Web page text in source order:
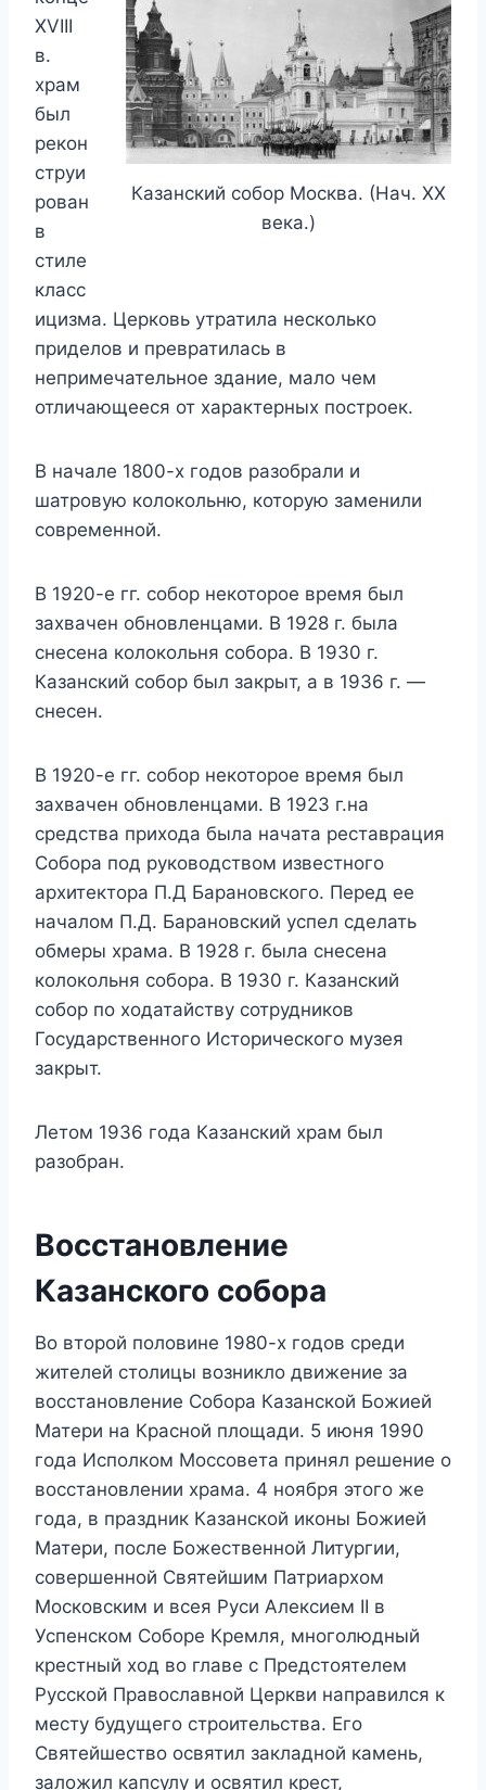
Казанский собор Москва. (Нач. XX
века.)
XVIII
в.
храм
был
рекон
струи
рован
в
стиле
класс
ицизма. Церковь утратила несколько
приделов и превратилась в
непримечательное здание, мало чем
отличающееся от характерных построек.
В начале 1800-х годов разобрали и
шатровую колокольню, которую заменили
современной.
В 1920-е гг. собор некоторое время был
захвачен обновленцами. В 1928 г. была
снесена колокольня собора. В 1930 г.
Казанский собор был закрыт, а в 1936 г. —
снесен.
В 1920-е гг. собор некоторое время был
захвачен обновленцами. В 1923 г.на
средства прихода была начата реставрация
Собора под руководством известного
архитектора П.Д Барановского. Перед ее
началом П.Д. Барановский успел сделать
обмеры храма. В 1928 г. была снесена
колокольня собора. В 1930 г. Казанский
собор по ходатайству сотрудников
Государственного Исторического музея
закрыт.
Летом 1936 года Казанский храм был
разобран.
Восстановление
Казанского собора
Во второй половине 1980-х годов среди
жителей столицы возникло движение за
восстановление Собора Казанской Божией
Матери на Красной площади. 5 июня 1990
года Исполком Моссовета принял решение о
восстановлении храма. 4 ноября этого же
года, в праздник Казанской иконы Божией
Матери, после Божественной Литургии,
совершенной Святейшим Патриархом
Московским и всея Руси Алексием II в
Успенском Соборе Кремля, многолюдный
крестный ход во главе с Предстоятелем
Русской Православной Церкви направился к
месту будущего строительства. Его
Святейшество освятил закладной камень,
заложил капсулу и освятил крест,